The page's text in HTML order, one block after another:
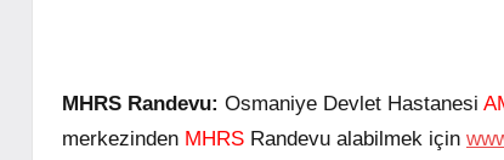
MHRS Randevu: Osmaniye Devlet Hastanesi
merkezinden MHRS Randevu alabilmek için